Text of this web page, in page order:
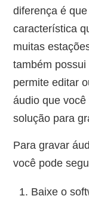
diferença é
característica
muitas
também
permite editar
áudio que
solução para
Para gravar
você pode
Baixe o